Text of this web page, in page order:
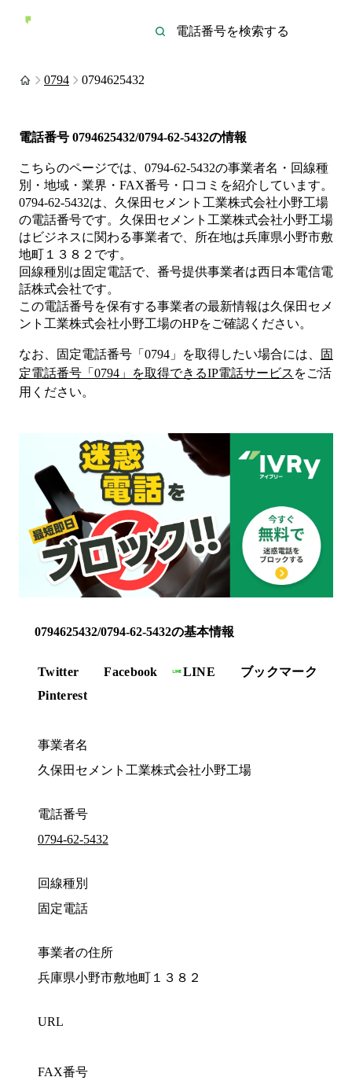
0794 0794625432
電話番号 0794625432/0794-62-5432の情報
こちらのページでは、 0794-62-5432の事業者名・回線種
別・地域・業界・FAX番号・口コミを紹介しています。
0794-62-5432は、 久保田セメント工業株式会社小野工場
の電話番号です。 久保田セメント工業株式会社小野工場
は ビジネスに関わる事業者で、所在地は兵庫県小野市敷
地町１３８２ です。
回線種別は固定電話で、番号提供事業者は西日本電信電
話株式会社です。
この電話番号を保有する事業者の最新情報は久保田セメ
ント工業株式会社小野工場のHPをご確認ください。
なお、固定電話番号「 0794 」を取得したい場合には、
固
定電話番号「 0794 」を取得できるIP電話サービス をご活
用ください。
0794625432/0794-62-5432の基本情報
Twitter Facebook LINE
ブックマーク
Pinterest
事業者名
久保田セメント工業株式会社小野工場
電話番号
0794-62-5432
回線種別
固定電話
事業者の住所
兵庫県小野市敷地町１３８２
URL
FAX番号